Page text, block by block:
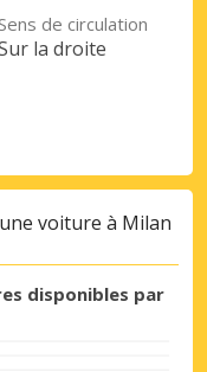
de circulation
la droite
voiture à Milan
disponibles par